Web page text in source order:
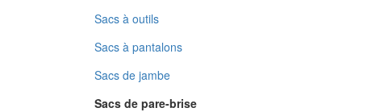
Sacs à outils
Sacs à pantalons
Sacs de jambe
Sacs de pare-brise